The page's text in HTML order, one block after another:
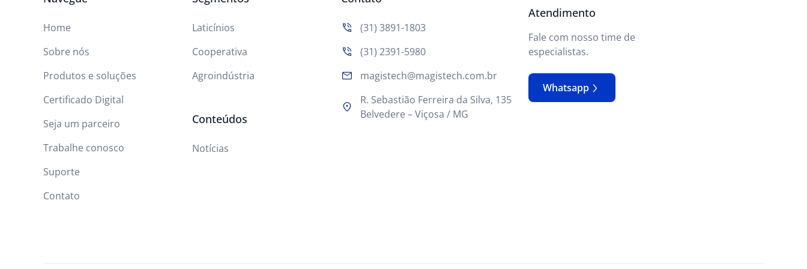
Home
Sobre nós
Produtos e soluções
Certificado Digital
Seja um parceiro
Trabalhe conosco
Suporte
Contato
Laticínios
Cooperativa
Agroindústria
Conteúdos
Notícias
(31) 3891-1803
(31) 2391-5980
magistech@magistech.com.br
R. Sebastião Ferreira da Silva, 135
Belvedere – Viçosa / MG
Atendimento
Fale com nosso time de
especialistas.
Whatsapp